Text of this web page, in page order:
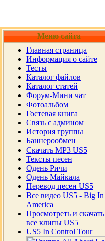
Меню сайта
Главная страница
Информация о сайте
Тесты
Каталог файлов
Каталог статей
Форум-Мини чат
Фотоальбом
Гостевая книга
Cвязь с админом
История группы
Баннерообмен
Скачать MP3 US5
Тексты песен
Одень Ричи
Одень Майкала
Перевод песен US5
Все видео US5 - Big In
America
Просмотреть и скачать
все клипы US5
US5 In Control Tour